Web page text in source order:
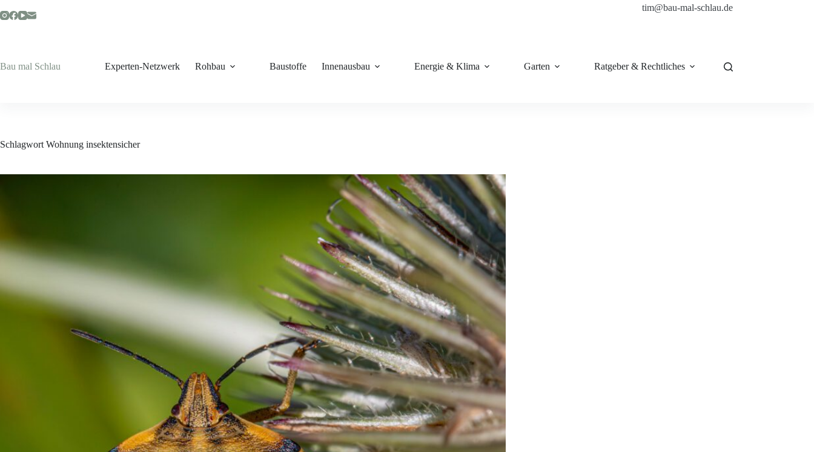
Inhalt
tim@bau-mal-schlau.de
Bau mal Schlau Experten-Netzwerk Rohbau Baustoffe Innenausbau Energie & Klima Garten Ratgeber & Rechtliches Shop
Schlagwort Wohnung insektensicher